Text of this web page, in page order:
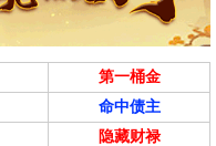
第一桶金
命中债主
隐藏财禄